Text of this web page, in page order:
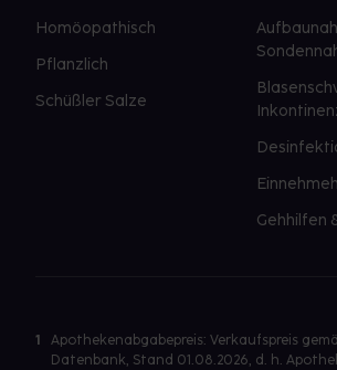
Homöopathisch
Pflanzlich
Schüßler Salze
Gehhilfen
1
Apothekenabgabepreis: Verkaufspreis
Datenbank, Stand 01.08.2026, d. h.